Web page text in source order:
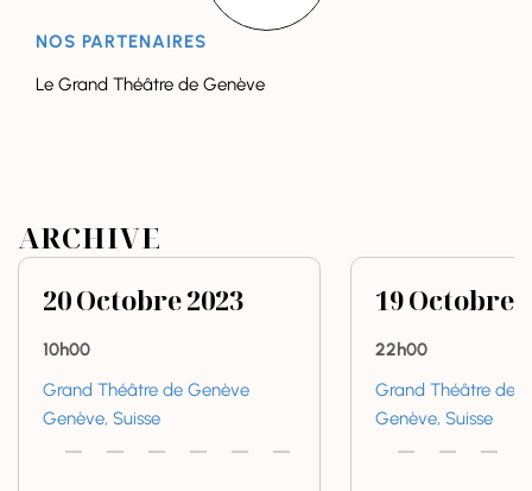
NOS PARTENAIRES
Le Grand Théâtre de Genève
ARCHIVE
20Octobre2023
10h00
Grand Théâtre de Genève
Genève, Suisse
19Octobre
22h00
Grand Théâtre de
Genève, Suisse